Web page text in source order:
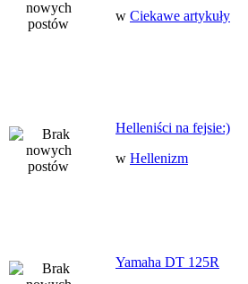
w Ciekawe artykuły
Helleniści na fejsie:)
w Hellenizm
Yamaha DT 125R